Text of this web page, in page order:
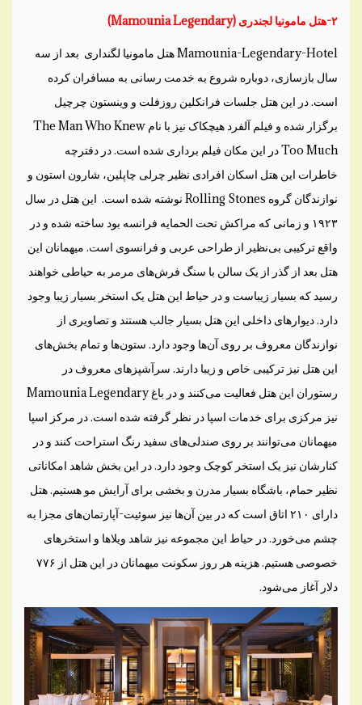
۲-هتل مامونیا لجندری (Mamounia Legendary)
Mamounia-Legendary-Hotel هتل مامونیا لگنداری بعد از سه
سال بازسازی، دوباره شروع به خدمت رسانی به مسافران کرده
است. در این هتل جلسات فرانکلین روزفلت و وینستون چرچیل
برگزار شده و فیلم آلفرد هیچکاک نیز با نام The Man Who Knew
Too Much در این مکان فیلم برداری شده است. در دفترچه
خاطرات این هتل اسکان افرادی نظیر چرلی چاپلین، شارون استون و
نوازندگان گروه Rolling Stones نوشته شده است. این هتل در سال
۱۹۲۳ و زمانی که مراکش تحت الحمایه فرانسه بود ساخته شده و در
واقع ترکیبی بی‌نظیر از طراحی عربی و فرانسوی است. میهمانان این
هتل بعد از گذر از یک سالن با سنگ فرش‌های مرمر به حیاطی خواهند
رسید که بسیار زیباست و در حیاط این هتل یک استخر بسیار زیبا وجود
دارد. دیوار‌های داخلی این هتل بسیار جالب هستند و تصاویری از
نوازندگان معروف بر روی آن‌ها وجود دارد. ستون‌ها و تمام بخش‌های
این هتل نیز ترکیبی خاص و زیبا دارند. سرآشپز‌های معروف در
رستوران این هتل فعالیت می‌کنند و در باغ Mamounia Legendary
نیز مرکزی برای خدمات اسپا در نظر گرفته شده است. در مرکز اسپا
میهمانان می‌‌توانند بر روی صندلی‌های سفید رنگ استراحت کنند و در
کنارشان نیز یک استخر کوچک وجود دارد. در این بخش شاهد امکاناتی
نظیر حمام، باشگاه بسیار مدرن و بخشی برای آرایش مو هستیم. هتل
دارای ۲۱۰ اتاق است که در بین آن‌ها نیز سوئیت‌-آپارتمان‌های مجزا به
چشم می‌خورد. در حیاط این مجموعه نیز شاهد ویلاها و استخر‌های
خصوصی هستیم. هزینه هر روز سکونت میهمانان در این هتل از ۷۷۶
دلار آغاز می‌شود.